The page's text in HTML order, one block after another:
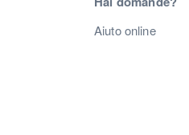
Aiuto online